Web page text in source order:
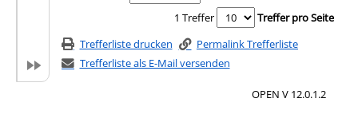
1 Treffer
Treffer pro Seite
Trefferliste drucken
Permalink Trefferliste
Trefferliste als E-Mail versenden
OPEN V 12.0.1.2